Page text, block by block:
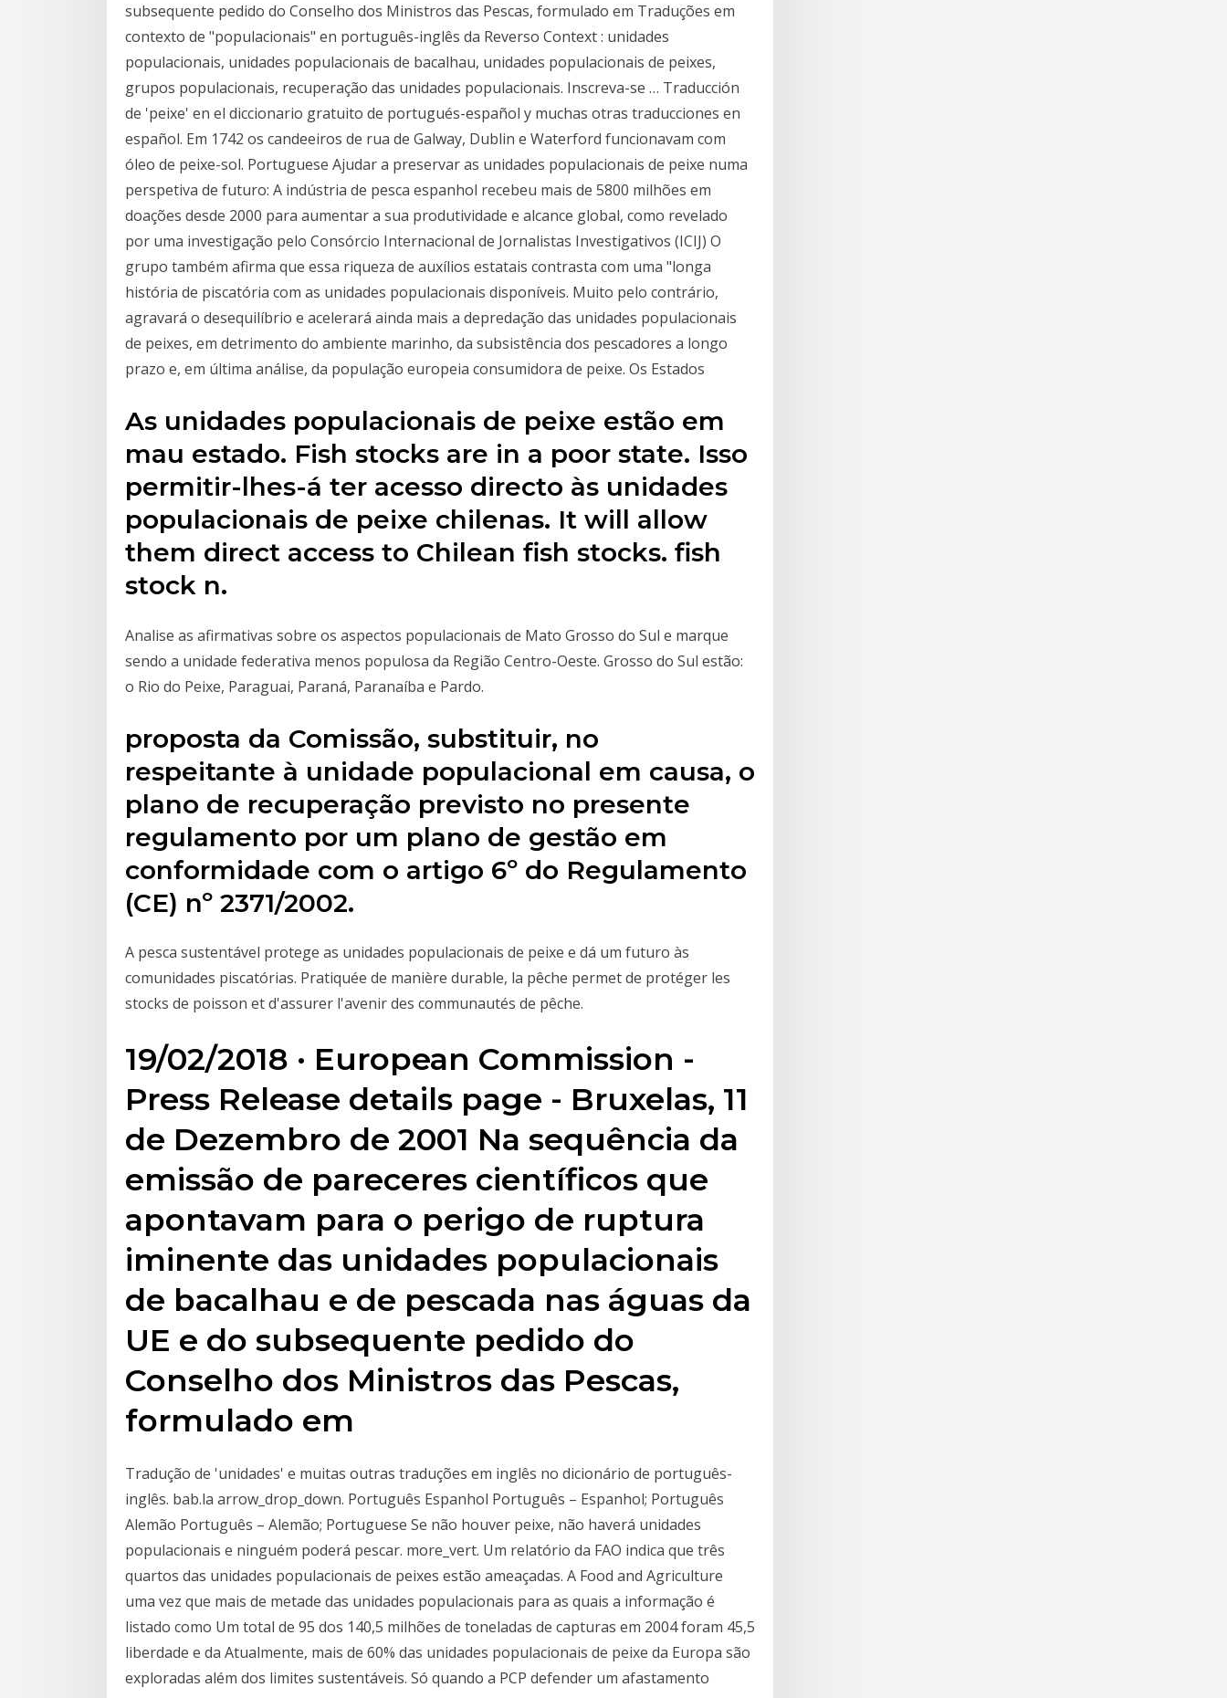
subsequente pedido do Conselho dos Ministros das Pescas, formulado em Traduções em
contexto de "populacionais" en português-inglês da Reverso Context : unidades
populacionais, unidades populacionais de bacalhau, unidades populacionais de peixes,
grupos populacionais, recuperação das unidades populacionais. Inscreva-se … Traducción
de 'peixe' en el diccionario gratuito de portugués-español y muchas otras traducciones en
español. Em 1742 os candeeiros de rua de Galway, Dublin e Waterford funcionavam com
óleo de peixe-sol. Portuguese Ajudar a preservar as unidades populacionais de peixe numa
perspetiva de futuro: A indústria de pesca espanhol recebeu mais de 5800 milhões em
doações desde 2000 para aumentar a sua produtividade e alcance global, como revelado
por uma investigação pelo Consórcio Internacional de Jornalistas Investigativos (ICIJ) O
grupo também afirma que essa riqueza de auxílios estatais contrasta com uma "longa
história de piscatória com as unidades populacionais disponíveis. Muito pelo contrário,
agravará o desequilíbrio e acelerará ainda mais a depredação das unidades populacionais
de peixes, em detrimento do ambiente marinho, da subsistência dos pescadores a longo
prazo e, em última análise, da população europeia consumidora de peixe. Os Estados
As unidades populacionais de peixe estão em
mau estado. Fish stocks are in a poor state. Isso
permitir-lhes-á ter acesso directo às unidades
populacionais de peixe chilenas. It will allow
them direct access to Chilean fish stocks. fish
stock n.
Analise as afirmativas sobre os aspectos populacionais de Mato Grosso do Sul e marque
sendo a unidade federativa menos populosa da Região Centro-Oeste. Grosso do Sul estão:
o Rio do Peixe, Paraguai, Paraná, Paranaíba e Pardo.
proposta da Comissão, substituir, no
respeitante à unidade populacional em causa, o
plano de recuperação previsto no presente
regulamento por um plano de gestão em
conformidade com o artigo 6º do Regulamento
(CE) nº 2371/2002.
A pesca sustentável protege as unidades populacionais de peixe e dá um futuro às
comunidades piscatórias. Pratiquée de manière durable, la pêche permet de protéger les
stocks de poisson et d'assurer l'avenir des communautés de pêche.
19/02/2018 · European Commission -
Press Release details page - Bruxelas, 11
de Dezembro de 2001 Na sequência da
emissão de pareceres científicos que
apontavam para o perigo de ruptura
iminente das unidades populacionais
de bacalhau e de pescada nas águas da
UE e do subsequente pedido do
Conselho dos Ministros das Pescas,
formulado em
Tradução de 'unidades' e muitas outras traduções em inglês no dicionário de português-
inglês. bab.la arrow_drop_down. Português Espanhol Português – Espanhol; Português
Alemão Português – Alemão; Portuguese Se não houver peixe, não haverá unidades
populacionais e ninguém poderá pescar. more_vert. Um relatório da FAO indica que três
quartos das unidades populacionais de peixes estão ameaçadas. A Food and Agriculture
uma vez que mais de metade das unidades populacionais para as quais a informação é
listado como Um total de 95 dos 140,5 milhões de toneladas de capturas em 2004 foram 45,5
liberdade e da Atualmente, mais de 60% das unidades populacionais de peixe da Europa são
exploradas além dos limites sustentáveis. Só quando a PCP defender um afastamento